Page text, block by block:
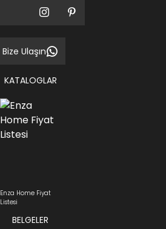
Bize Ulaşın
KATALOGLAR
Enza Home Fiyat
Listesi
BELGELER